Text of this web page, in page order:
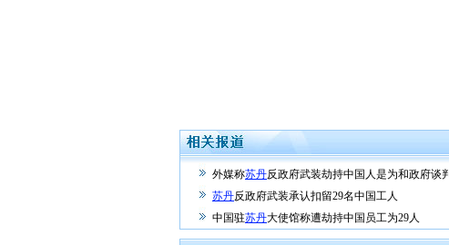
外媒称苏丹反政府武装劫持中国人是为和政府谈判
苏丹反政府武装承认扣留29名中国工人
中国驻苏丹大使馆称遭劫持中国员工为29人